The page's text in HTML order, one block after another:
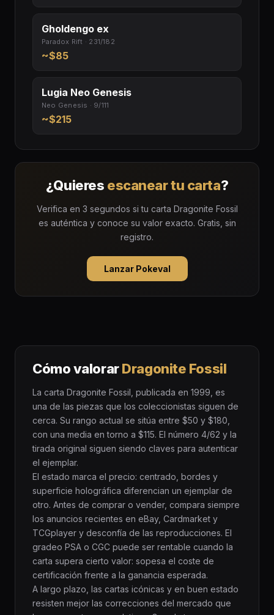
Gholdengo ex
Paradox Rift · 231/182
~$85
Lugia Neo Genesis
Neo Genesis · 9/111
~$215
¿Quieres escanear tu carta?
Verifica en 3 segundos si tu carta Dragonite Fossil
es auténtica y conoce su valor exacto. Gratis, sin
registro.
Lanzar Pokeval
Cómo valorarDragonite Fossil
La carta Dragonite Fossil, publicada en 1999, es
una de las piezas que los coleccionistas siguen de
cerca. Su rango actual se sitúa entre $50 y $180,
con una media en torno a $115. El número 4/62 y la
tirada original siguen siendo claves para autenticar
el ejemplar.
El estado marca el precio: centrado, bordes y
superficie holográfica diferencian un ejemplar de
otro. Antes de comprar o vender, compara siempre
los anuncios recientes en eBay, Cardmarket y
TCGplayer y desconfía de las reproducciones. El
gradeo PSA o CGC puede ser rentable cuando la
carta supera cierto valor: sopesa el coste de
certificación frente a la ganancia esperada.
A largo plazo, las cartas icónicas y en buen estado
resisten mejor las correcciones del mercado que